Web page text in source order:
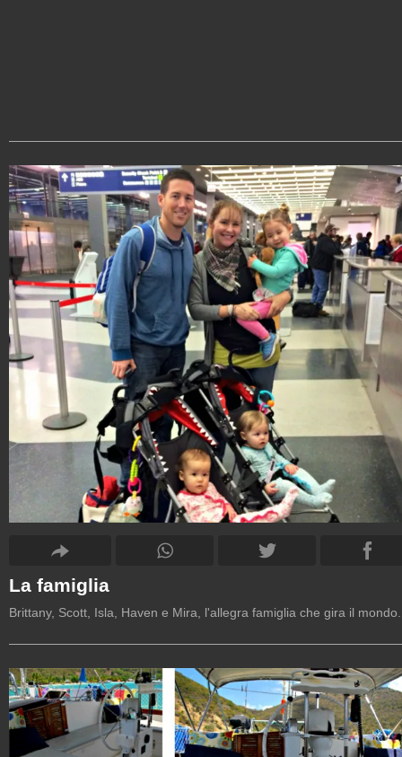
La famiglia
Brittany, Scott, Isla, Haven e Mira, l'allegra famiglia che gira il mondo.